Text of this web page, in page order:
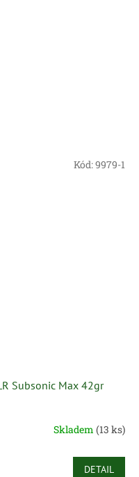
Subsonic Max 42gr
Skladem (13 ks)
DETAIL
Kód:9979-1